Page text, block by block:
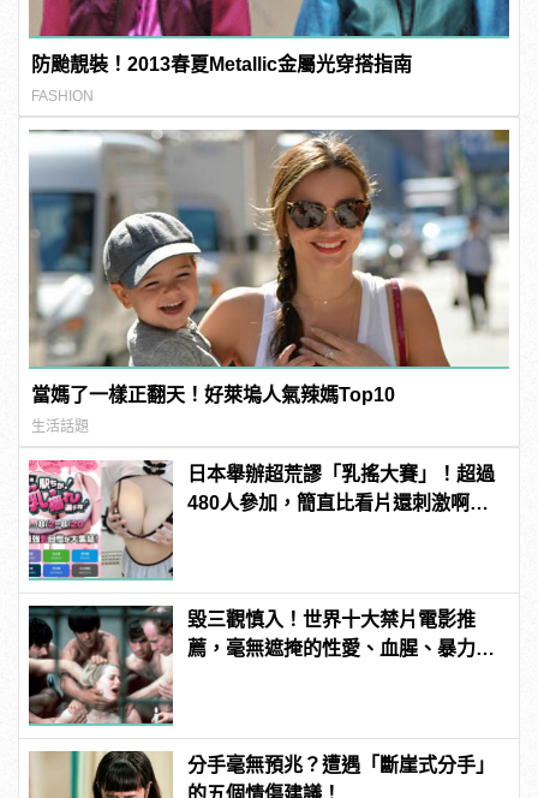
防颱靚裝！2013春夏Metallic金屬光穿搭指南
FASHION
當媽了一樣正翻天！好萊塢人氣辣媽Top10
生活話題
日本舉辦超荒謬「乳搖大賽」！超過
480人參加，簡直比看片還刺激啊！ |
毀三觀慎入！世界十大禁片電影推
薦，毫無遮掩的性愛、血腥、暴力、
分手毫無預兆？遭遇「斷崖式分手」